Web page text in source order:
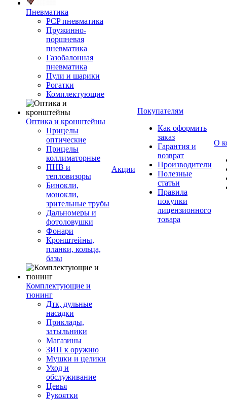
Пневматика
PCP пневматика
Пружинно-
поршневая
пневматика
Газобалонная
пневматика
Пули и шарики
Рогатки
Комплектующие
Оптика и кронштейны
Прицелы
оптические
Прицелы
коллиматорные
ПНВ и
тепловизоры
Бинокли,
монокли,
зрительные трубы
Дальномеры и
фотоловушки
Фонари
Кронштейны,
планки, кольца,
базы
Комплектующие и
тюнинг
Дтк, дульные
насадки
Приклады,
затыльники
Магазины
ЗИП к оружию
Мушки и целики
Уход и
обслуживание
Цевья
Рукоятки
Акции
Покупателям
Как оформить
заказ
Гарантия и
возврат
Производители
Полезные
статьи
Правила
покупки
лицензионного
товара
О